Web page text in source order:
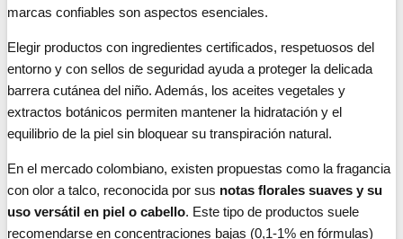
marcas confiables son aspectos esenciales.
Elegir productos con ingredientes certificados, respetuosos del
entorno y con sellos de seguridad ayuda a proteger la delicada
barrera cutánea del niño. Además, los aceites vegetales y
extractos botánicos permiten mantener la hidratación y el
equilibrio de la piel sin bloquear su transpiración natural.
En el mercado colombiano, existen propuestas como la fragancia
con olor a talco, reconocida por sus notas florales suaves y su
uso versátil en piel o cabello. Este tipo de productos suele
recomendarse en concentraciones bajas (0,1-1% en fórmulas)